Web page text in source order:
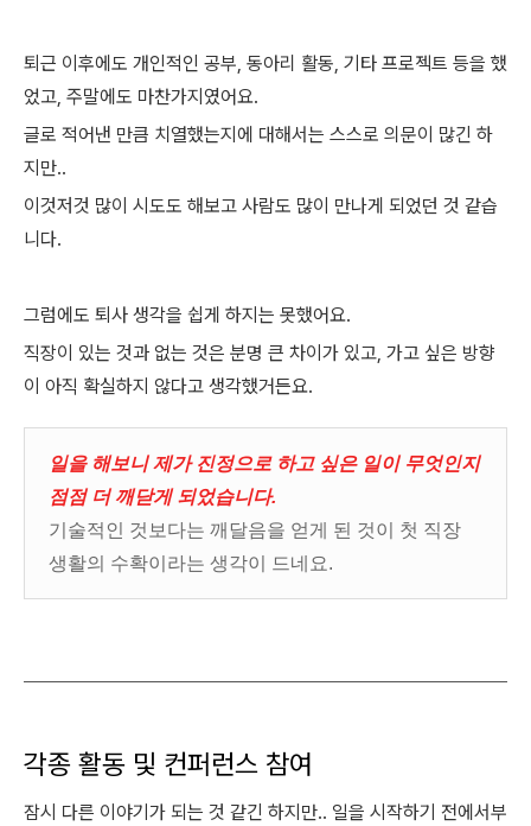
퇴근 이후에도 개인적인 공부, 동아리 활동, 기타 프로젝트 등을 했
었고, 주말에도 마찬가지였어요.
글로 적어낸 만큼 치열했는지에 대해서는 스스로 의문이 많긴 하
지만..
이것저것 많이 시도도 해보고 사람도 많이 만나게 되었던 것 같습
니다.
그럼에도 퇴사 생각을 쉽게 하지는 못했어요.
직장이 있는 것과 없는 것은 분명 큰 차이가 있고, 가고 싶은 방향
이 아직 확실하지 않다고 생각했거든요.
일을 해보니 제가 진정으로 하고 싶은 일이 무엇인지
점점 더 깨닫게 되었습니다.
기술적인 것보다는 깨달음을 얻게 된 것이 첫 직장
생활의 수확이라는 생각이 드네요.
각종 활동 및 컨퍼런스 참여
잠시 다른 이야기가 되는 것 같긴 하지만.. 일을 시작하기 전에서부